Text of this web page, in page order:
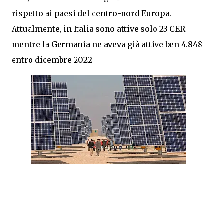
rispetto ai paesi del centro-nord Europa.
Attualmente, in Italia sono attive solo 23 CER,
mentre la Germania ne aveva già attive ben 4.848
entro dicembre 2022.